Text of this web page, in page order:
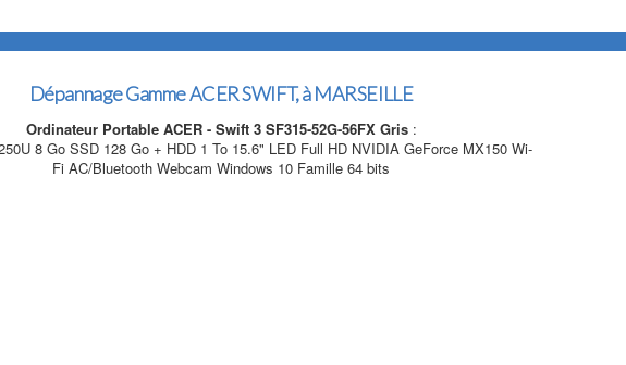
Dépannage Gamme ACER SWIFT, à MARSEILLE
Ordinateur Portable ACER - Swift 3 SF315-52G-56FX Gris:
8 Go SSD 128 Go + HDD 1 To 15.6" LED Full HD NVIDIA GeForce MX150 Wi-
Fi AC/Bluetooth Webcam Windows 10 Famille 64 bits